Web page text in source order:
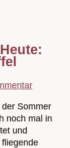
Sommer
noch mal in
und